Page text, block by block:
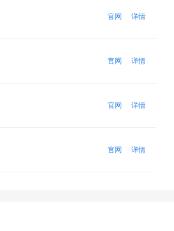
官网 详情
官网 详情
官网 详情
官网 详情